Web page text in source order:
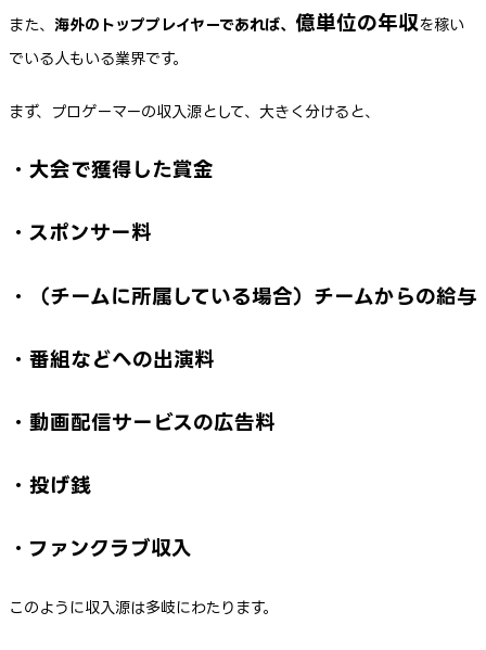
また、 海外のトッププレイヤーであれば、 億単位の年収を稼い
でいる人もいる業界です。
まず、プロゲーマーの収入源として、大きく分けると、
・大会で獲得した賞金
・スポンサー料
・（チームに所属している場合）チームからの給与
・番組などへの出演料
・動画配信サービスの広告料
・投げ銭
・ファンクラブ収入
このように収入源は多岐にわたります。